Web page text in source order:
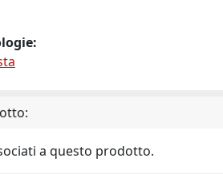
a questo prodotto.